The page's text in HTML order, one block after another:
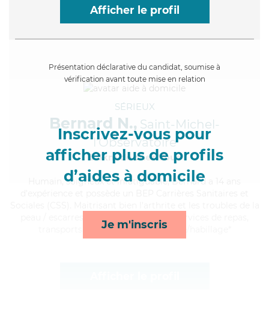
Afficher le profil
Présentation déclarative du candidat, soumise à
vérification avant toute mise en relation
Inscrivez-vous pour
afficher plus de profils
d’aides à domicile
Je m'inscris
SÉRIEUX
Bernard N., Saint-Michel-
l'Observatoire
à 5km de chez Vous
, soigneux et infatiguable, Bernard a 14 ans
peau / escarres, Bernard apporte ses services de repas,
transports, lever/coucher et toilette/habillage*